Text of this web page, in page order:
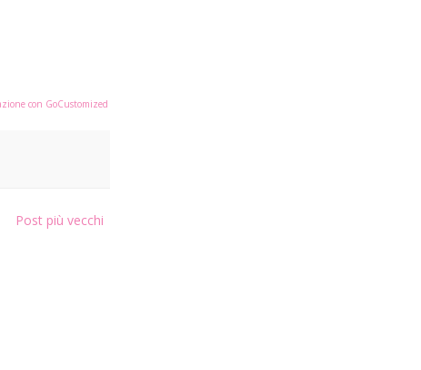
con GoCustomized
Post più vecchi